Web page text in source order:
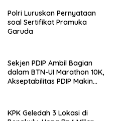
Polri Luruskan Pernyataan
soal Sertifikat Pramuka
Garuda
Sekjen PDIP Ambil Bagian
dalam BTN-UI Marathon 10K,
Akseptabilitas PDIP Makin
KPK Geledah 3 Lokasi di